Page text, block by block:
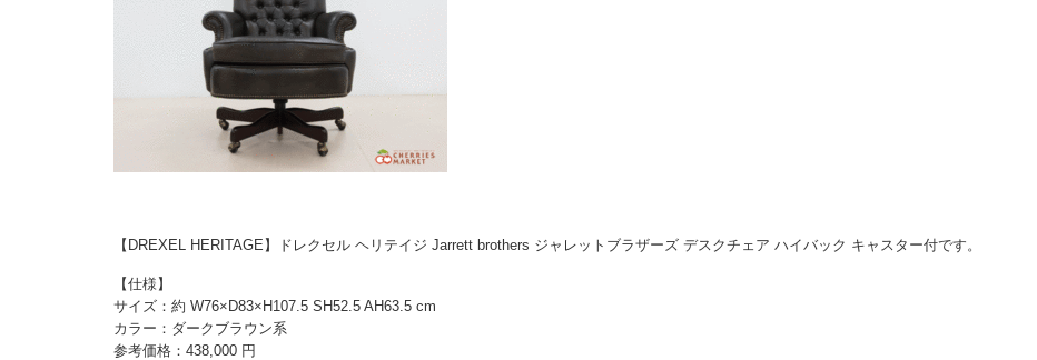
【DREXEL HERITAGE】ドレクセル ヘリテイジ Jarrett brothers ジャレットブラザーズ デスクチェア ハイバック キャスター付です。
【仕様】
サイズ：約 W76×D83×H107.5 SH52.5 AH63.5 cm
カラー：ダークブラウン系
参考価格：438,000 円